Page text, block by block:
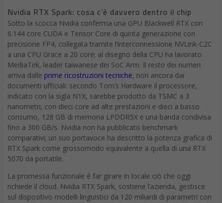
Nvidia RTX Spark: cosa c’è davvero dentro il chip
Sotto la scocca Nvidia conferma una GPU Blackwell RTX con
6.144 core CUDA e Tensor Core di quinta generazione con
precisione FP4, collegata tramite l’interconnessione NVLink-C2C
a una CPU Grace a 20 core; al disegno della CPU ha lavorato
MediaTek, leader taiwanese dei SoC Arm. Il resto dei numeri
arriva dalle prime ricostruzioni tecniche, non ancora dai
documenti ufficiali: secondo Tom’s Hardware il processore,
indicato con la sigla N1X, sarebbe prodotto da TSMC a 3
nanometri, con dieci core ad alte prestazioni e dieci a basso
consumo, 128 GB di memoria LPDDR5X e una banda condivisa
fino a 300 GB/s. Nvidia non ha pubblicato benchmark
comparativi; un suo portavoce ha descritto la potenza grafica di
RTX Spark come grossomodo equivalente a quella di una RTX
5070 da portatile.
La promessa funzionale è far girare in locale ciò che oggi
richiede il cloud. Nvidia RTX Spark, sostiene l’azienda, gestisce
sul dispositivo modelli linguistici da 120 miliardi di parametri con